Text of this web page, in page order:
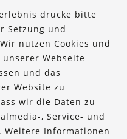
drücke bitte
Setzung und
nutzen Cookies und
Webseite
und das
Website zu
wir die Daten zu
, Service- und
Informationen